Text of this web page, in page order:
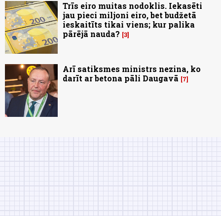
Trīs eiro muitas nodoklis. Iekasēti
jau pieci miljoni eiro, bet budžetā
ieskaitīts tikai viens; kur palika
pārējā nauda? 3
Arī satiksmes ministrs nezina, ko
darīt ar betona pāli Daugavā
7